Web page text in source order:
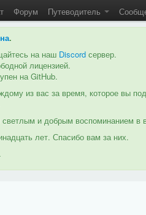
Форум Путеводитель
.
на наш Discord сервер.
лицензией.
на GitHub.
из вас за время, которое вы
светлым и добрым воспоминанием
лет. Спасибо вам за них.